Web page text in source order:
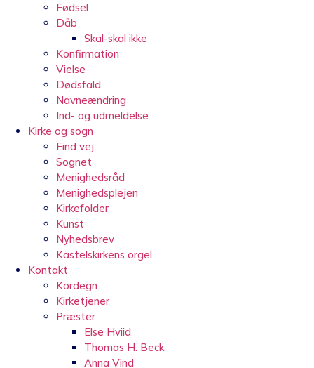
Fødsel
Dåb
Skal-skal ikke
Konfirmation
Vielse
Dødsfald
Navneændring
Ind- og udmeldelse
Kirke og sogn
Find vej
Sognet
Menighedsråd
Menighedsplejen
Kirkefolder
Kunst
Nyhedsbrev
Kastelskirkens orgel
Kontakt
Kordegn
Kirketjener
Præster
Else Hviid
Thomas H. Beck
Anna Vind